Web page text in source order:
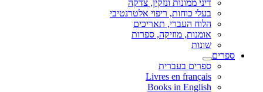
דיני ממונות ונזקין, צדקה
בעלי כוחות, ריפוי אלטרנטיבי
הלוח העברי, תאריכים
אומנות, מוזיקה, ספרות
שונות
ספרים
ספרים בעברית
Livres en français
Books in English